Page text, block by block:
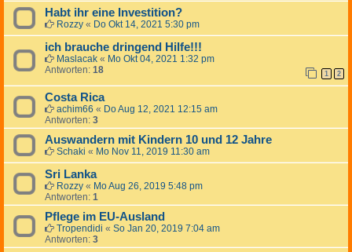
Habt ihr eine Investition?
Rozzy « Do Okt 14, 2021 5:30 pm
ich brauche dringend Hilfe!!!
Maslacak « Mo Okt 04, 2021 1:32 pm
Antworten: 18 1 2
Costa Rica
achim66 « Do Aug 12, 2021 12:15 am
Antworten: 3
Auswandern mit Kindern 10 und 12 Jahre
Schaki « Mo Nov 11, 2019 11:30 am
Sri Lanka
Rozzy « Mo Aug 26, 2019 5:48 pm
Antworten: 1
Pflege im EU-Ausland
Tropendidi « So Jan 20, 2019 7:04 am
Antworten: 3